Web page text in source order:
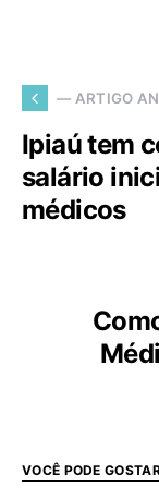
— ARTIGO
Ipiaú tem
salário
médicos
VOCÊ PODE